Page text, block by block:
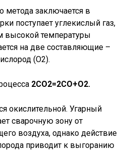
метода заключается в
поступает углекислый газ,
высокой температуры
на две составляющие –
(О2).
2СО2=2СО+О2.
окислительной. Угарный
сварочную зону от
воздуха, однако действие
приводит к выгоранию